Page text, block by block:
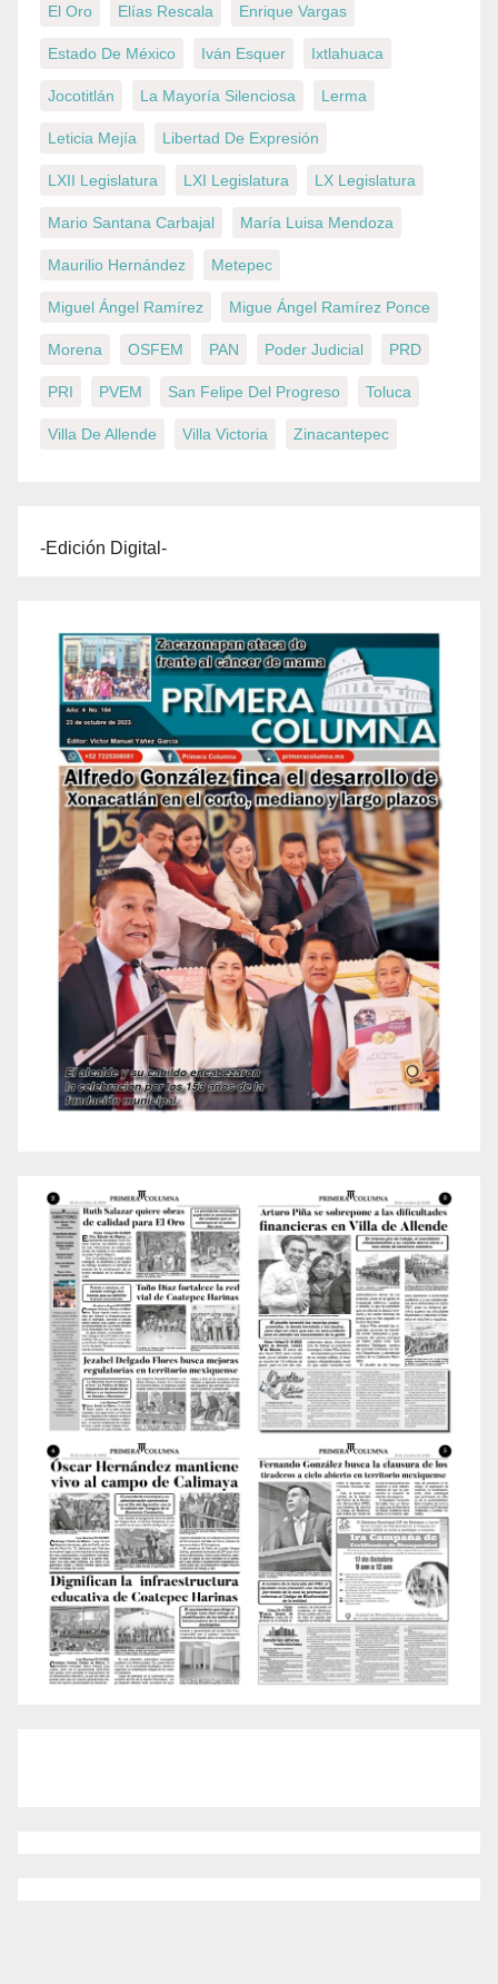
El Oro Elías Rescala Enrique Vargas
Estado De México Iván Esquer Ixtlahuaca
Jocotitlán La Mayoría Silenciosa Lerma
Leticia Mejía Libertad De Expresión
LXII Legislatura LXI Legislatura LX Legislatura
Mario Santana Carbajal María Luisa Mendoza
Maurilio Hernández Metepec
Miguel Ángel Ramírez Migue Ángel Ramírez Ponce
Morena OSFEM PAN Poder Judicial PRD
PRI PVEM San Felipe Del Progreso Toluca
Villa De Allende Villa Victoria Zinacantepec
-Edición Digital-